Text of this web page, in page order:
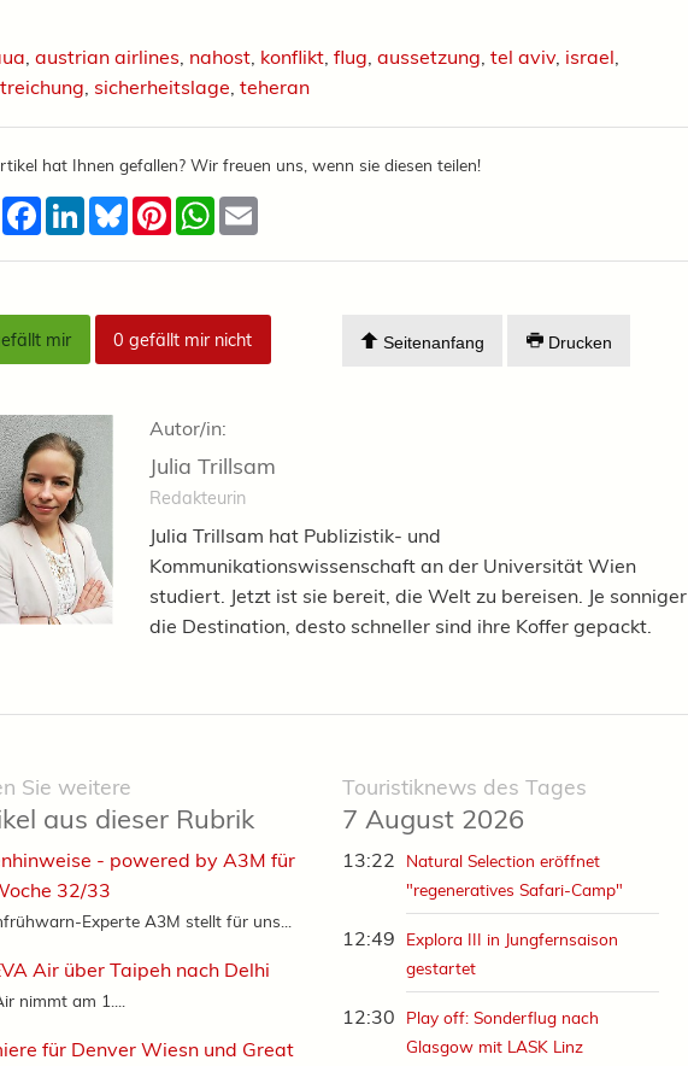
, austrian airlines, nahost, konflikt, flug, aussetzung, tel aviv, israel,
, sicherheitslage, teheran
hat Ihnen gefallen? Wir freuen uns, wenn sie diesen teilen!
TeilenFacebook
LinkedInBlueskyPinterestWhatsApp
mir 0 gefällt mir nicht Seitenanfang Drucken
Autor/in:
Julia Trillsam
Redakteurin
Julia Trillsam hat Publizistik- und
Kommunikationswissenschaft an der Universität Wien
studiert. Jetzt ist sie bereit, die Welt zu bereisen. Je sonniger
die Destination, desto schneller sind ihre Koffer gepackt.
Touristiknews des Tages
7 August 2026
13:22
Natural Selection eröffnet
"regeneratives Safari-Camp"
12:49
Explora III in Jungfernsaison
gestartet
12:30
Play off: Sonderflug nach
Glasgow mit LASK Linz
Sie weitere
aus dieser Rubrik
- powered by A3M für
32/33
Experte A3M stellt für uns...
Air über Taipeh nach Delhi
nimmt am 1....
für Denver Wiesn und Great